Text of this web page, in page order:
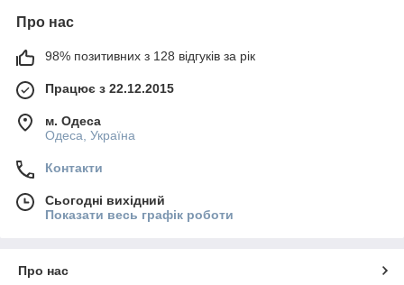
Про нас
98% позитивних з 128 відгуків за рік
Працює з 22.12.2015
м. Одеса
Одеса, Україна
Контакти
Сьогодні вихідний
Показати весь графік роботи
Про нас